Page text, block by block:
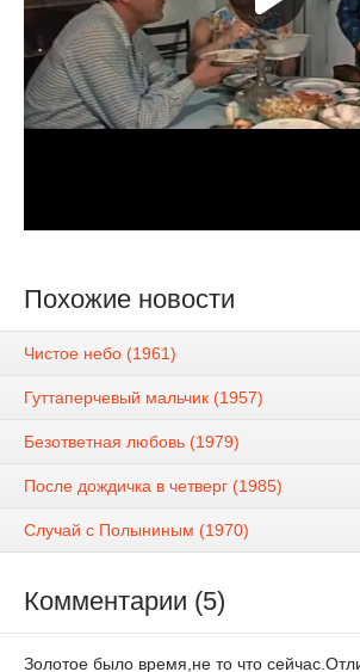
Похожие новости
Чистое небо (1961)
Гуттаперчевый мальчик (1957)
Безответная любовь (1979)
После дождичка в четверг (1985)
Случай с Полыниным (1970)
Комментарии (5)
Золотое было время,не то что